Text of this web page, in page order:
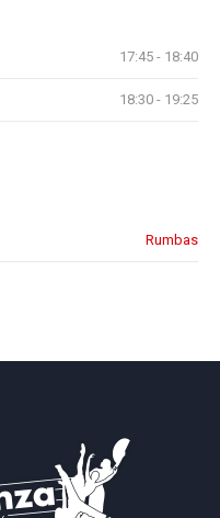
17:45 - 18:40
18:30 - 19:25
Rumbas